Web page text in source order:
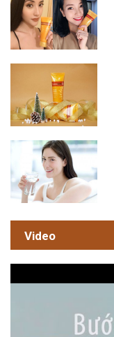
Video